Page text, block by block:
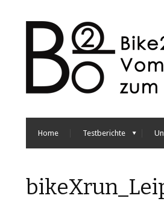
Home Testberichte